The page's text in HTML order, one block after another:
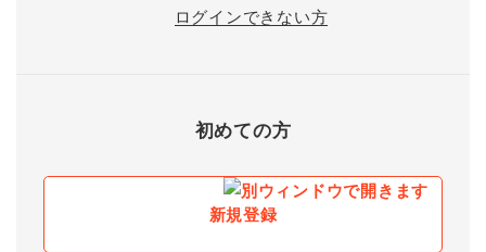
ログインできない方
初めての方
新規登録